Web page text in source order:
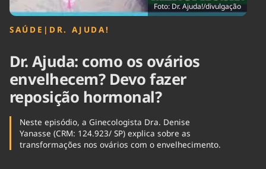
Foto: Dr. Ajuda!/divulgação
SAÚDE | DR. AJUDA!
Dr. Ajuda: como os ovários
envelhecem? Devo fazer
reposição hormonal?
Neste episódio, a Ginecologista Dra. Denise
Yanasse (CRM: 124.923/ SP) explica sobre as
transformações nos ovários com o envelhecimento.